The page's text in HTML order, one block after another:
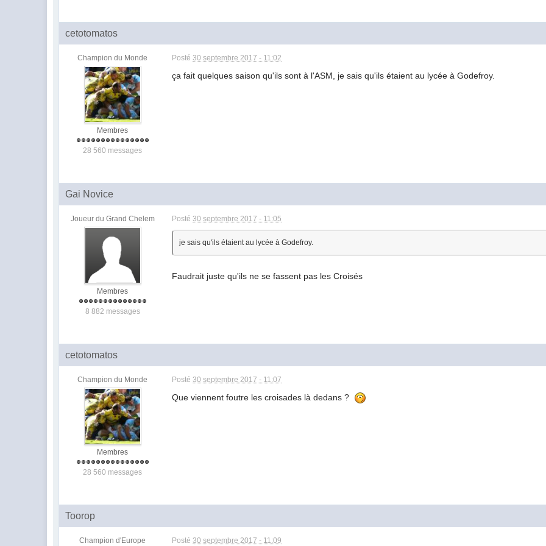
cetotomatos
Champion du Monde
Membres
28 560 messages
Posté30 septembre 2017 - 11:02
ça fait quelques saison qu'ils sont à l'ASM, je sais qu'ils étaient au lycée à Godefroy.
Gai Novice
Joueur du Grand Chelem
Membres
8 882 messages
Posté30 septembre 2017 - 11:05
je sais qu'ils étaient au lycée à Godefroy.
Faudrait juste qu'ils ne se fassent pas les Croisés
cetotomatos
Champion du Monde
Membres
28 560 messages
Posté30 septembre 2017 - 11:07
Que viennent foutre les croisades là dedans ?
Toorop
Champion d'Europe Posté30 septembre 2017 - 11:09